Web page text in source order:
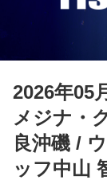
2026年05
メジナ・
良沖磯 /
ッフ中山